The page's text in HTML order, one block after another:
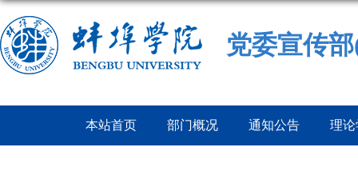
党委宣传
本站首页 部门概况 通知公告 理